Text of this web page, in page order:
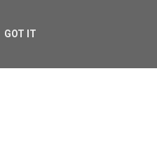
GOT IT